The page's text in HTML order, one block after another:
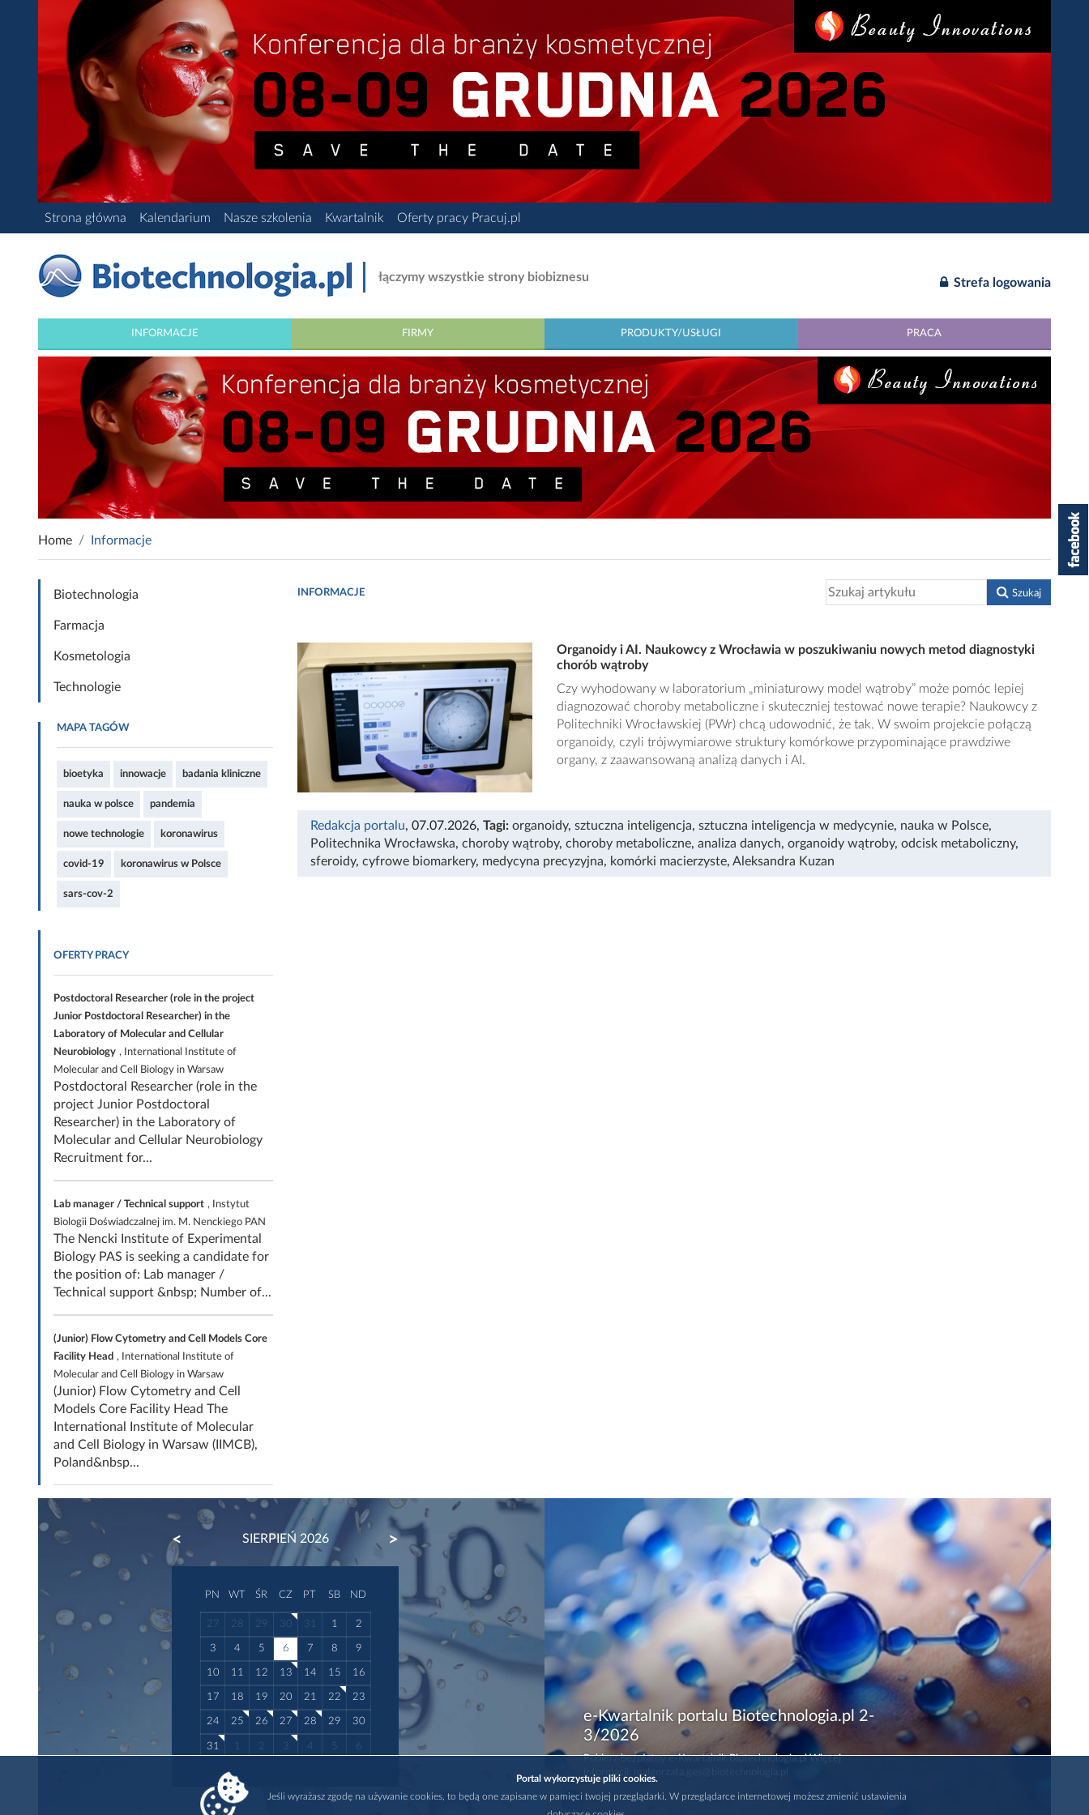
Strona główna Kalendarium Nasze szkolenia Kwartalnik Oferty pracy Pracuj.pl
łączymy wszystkie strony biobiznesu Strefa logowania
INFORMACJE FIRMY PRODUKTY/USŁUGI PRACA
Home Informacje
Biotechnologia
Farmacja
Kosmetologia
Technologie
MAPA TAGÓW
bioetyka innowacje badania kliniczne
nauka w polsce pandemia
nowe technologie koronawirus
covid-19 koronawirus w Polsce
sars-cov-2
OFERTY PRACY
Postdoctoral Researcher (role in the project
Junior Postdoctoral Researcher) in the
Laboratory of Molecular and Cellular
Neurobiology , International Institute of
Molecular and Cell Biology in Warsaw
Postdoctoral Researcher (role in the
project Junior Postdoctoral
Researcher) in the Laboratory of
Molecular and Cellular Neurobiology
Recruitment for...
Lab manager / Technical support , Instytut
Biologii Doświadczalnej im. M. Nenckiego PAN
The Nencki Institute of Experimental
Biology PAS is seeking a candidate for
the position of: Lab manager /
Technical support &nbsp; Number of...
(Junior) Flow Cytometry and Cell Models Core
Facility Head , International Institute of
Molecular and Cell Biology in Warsaw
(Junior) Flow Cytometry and Cell
Models Core Facility Head The
International Institute of Molecular
and Cell Biology in Warsaw (IIMCB),
Poland&nbsp...
INFORMACJE Szukaj
Organoidy i AI. Naukowcy z Wrocławia w poszukiwaniu nowych metod diagnostyki
chorób wątroby
Czy wyhodowany w laboratorium „miniaturowy model wątroby” może pomóc lepiej
diagnozować choroby metaboliczne i skuteczniej testować nowe terapie? Naukowcy z
Politechniki Wrocławskiej (PWr) chcą udowodnić, że tak. W swoim projekcie połączą
organoidy, czyli trójwymiarowe struktury komórkowe przypominające prawdziwe
organy, z zaawansowaną analizą danych i AI.
Redakcja portalu, 07.07.2026, Tagi: organoidy, sztuczna inteligencja, sztuczna inteligencja w medycynie, nauka w Polsce,
Politechnika Wrocławska, choroby wątroby, choroby metaboliczne, analiza danych, organoidy wątroby, odcisk metaboliczny,
sferoidy, cyfrowe biomarkery, medycyna precyzyjna, komórki macierzyste, Aleksandra Kuzan
SIERPIEŃ 2026
PREVIOUS NEXT
PN WT ŚR CZ PT SB ND
27 28 29 30 31 1 2
3 4 5 6 7 8 9
10 11 12 13 14 15 16
17 18 19 20 21 22 23
24 25 26 27 28 29 30
31 1 2 3 4 5 6
e-Kwartalnik portalu Biotechnologia.pl 2-
3/2026
Pobierz bezpłatny e-Kwartalnik Biotechnologia.pl Więcej
informacji: malgorzata.ges@biotechnologia.pl
Portal wykorzystuje pliki cookies.
Jeśli wyrażasz zgodę na używanie cookies, to będą one zapisane w pamięci twojej przeglądarki. W przeglądarce internetowej możesz zmienić ustawienia